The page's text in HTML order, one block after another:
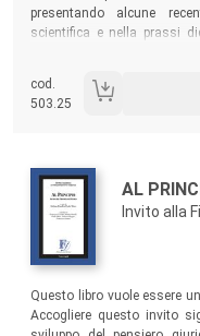
presentando alcune
scientifica e nella prassi
esamina i fondamenti
l’impatto della tecnologia
problema della complessità
cod.
503.25
Autori:
Titolo:
AL
Invito alla
Sommario:
Questo libro vuole essere
Accogliere questo invito